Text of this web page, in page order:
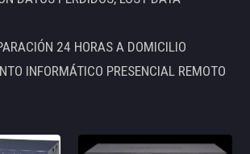
24 HORAS A DOMICILIO
INFORMÁTICO PRESENCIAL REMOTO